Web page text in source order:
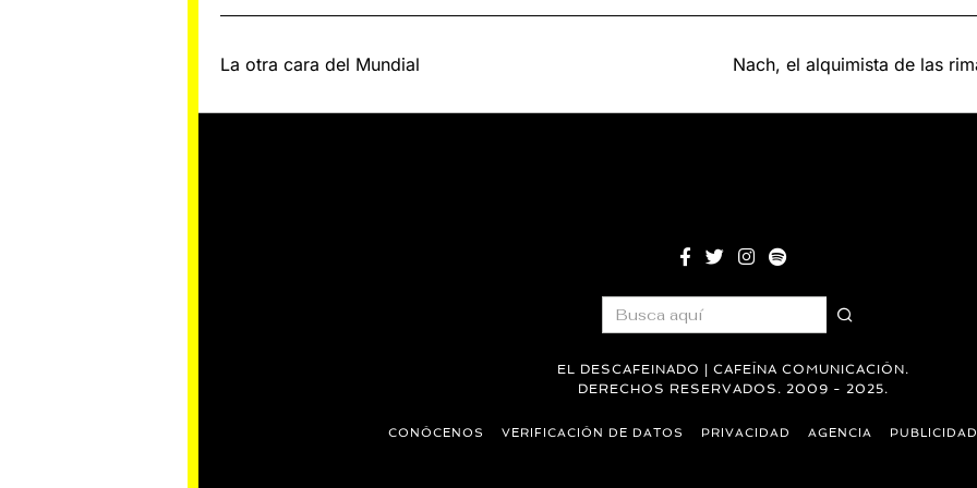
,
,
2
5
Navegación
de
La otra cara del Mundial Nach, el alquimista de las
EL DESCAFEINADO | CAFEÍNA COMUNICACIÓN.
DERECHOS RESERVADOS. 2009 - 2025.
CONÓCENOS VERIFICACIÓN DE DATOS PRIVACIDAD AGENCIA PUBLICIDAD